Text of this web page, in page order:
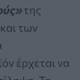
της
των
έρχεται να